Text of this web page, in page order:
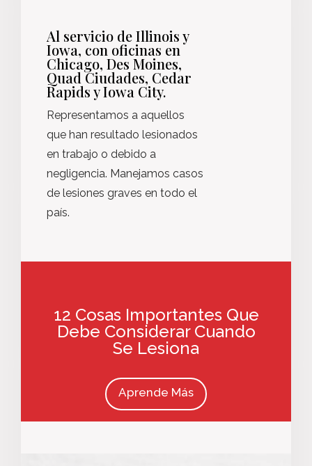
Al servicio de Illinois y
Iowa, con oficinas en
Chicago, Des Moines,
Quad Ciudades, Cedar
Rapids y Iowa City.
Representamos a aquellos
que han resultado lesionados
en trabajo o debido a
negligencia. Manejamos casos
de lesiones graves en todo el
país.
12 Cosas Importantes Que
Debe Considerar Cuando
Se Lesiona
Aprende Más